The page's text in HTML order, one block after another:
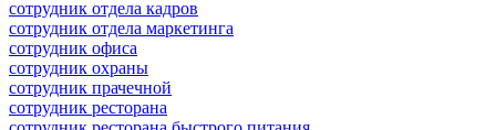
сотрудник отдела кадров
сотрудник отдела маркетинга
сотрудник офиса
сотрудник охраны
сотрудник прачечной
сотрудник ресторана